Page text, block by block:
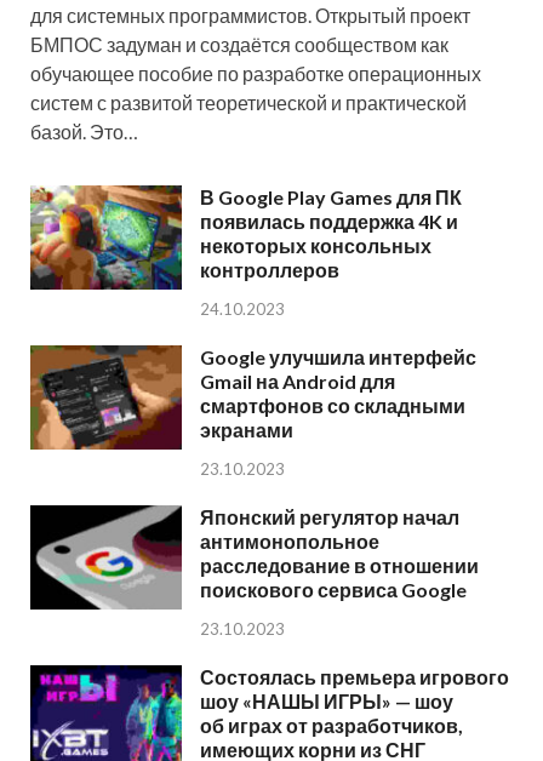
для системных программистов. Открытый проект
БМПОС задуман и создаётся сообществом как
обучающее пособие по разработке операционных
систем с развитой теоретической и практической
базой. Это…
В Google Play Games для ПК
появилась поддержка 4K и
некоторых консольных
контроллеров
24.10.2023
Google улучшила интерфейс
Gmail на Android для
смартфонов со складными
экранами
23.10.2023
Японский регулятор начал
антимонопольное
расследование в отношении
поискового сервиса Google
23.10.2023
Состоялась премьера игрового
шоу «НАШЫ ИГРЫ» — шоу
об играх от разработчиков,
имеющих корни из СНГ